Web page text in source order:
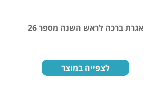
אגרת ברכה לראש השנה מספר 26
לצפייה במוצר